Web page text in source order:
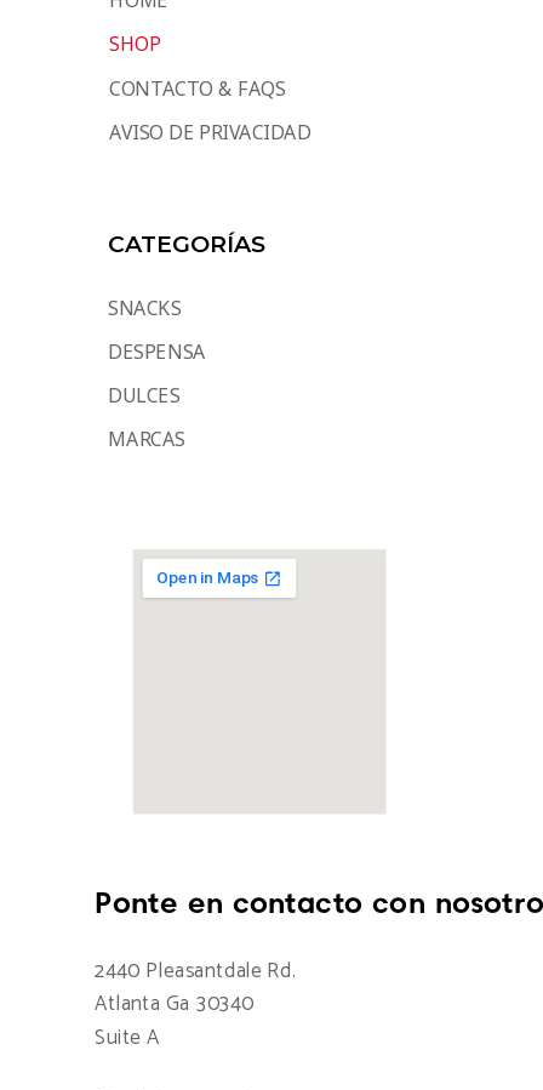
SHOP
CONTACTO & FAQS
AVISO DE PRIVACIDAD
CATEGORÍAS
SNACKS
DESPENSA
DULCES
MARCAS
Ponte en contacto con
2440 Pleasantdale Rd.
Atlanta Ga 30340
Suite A